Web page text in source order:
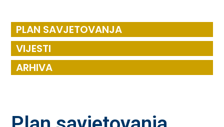
PLAN SAVJETOVANJA
VIJESTI
ARHIVA